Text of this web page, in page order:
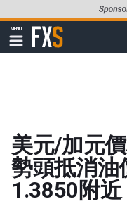
至
要
MENU
顯
示
FXStreet
美元/加元
勢頭抵消油
1.3850附近